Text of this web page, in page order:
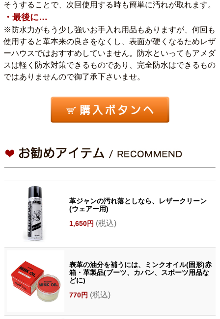
そうすることで、次回使用する時も簡単に汚れが取れます。
・最後に…
※防水力がもう少し強いお手入れ用品もありますが、何回も
使用すると革本来の良さをなくし、表面が硬くなるためレザ
ーハウスではおすすめしていません。防水といってもアメダ
スは軽く防水対策できるものであり、完全防水はできるもの
ではありませんので御了承下さいませ。
革ジャンの汚れ落としなら、レザークリーン
(ウェアー用)
1,650円 (税込)
表革の油分を補うには、ミンクオイル(固形)赤
箱・革製品(ブーツ、カバン、スポーツ用品な
どに)
770円 (税込)